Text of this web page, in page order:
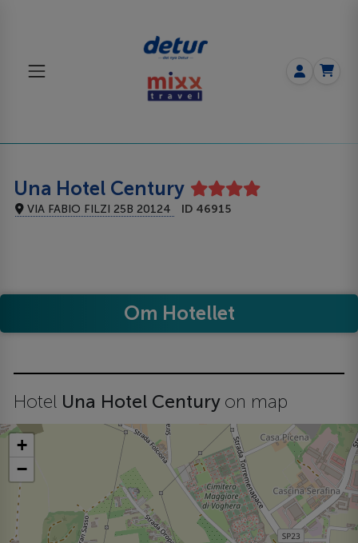
Una Hotel Century
VIA FABIO FILZI 25B 20124 ID 46915
Om Hotellet
Hotel Una Hotel Century on map
+
−